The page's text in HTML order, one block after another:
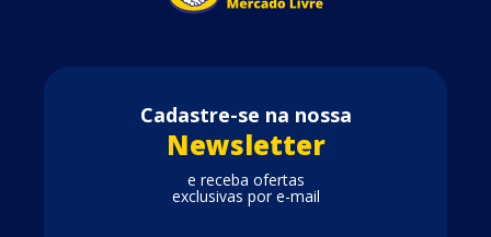
Cadastre-se na nossa
Newsletter
e receba ofertas
exclusivas por e-mail